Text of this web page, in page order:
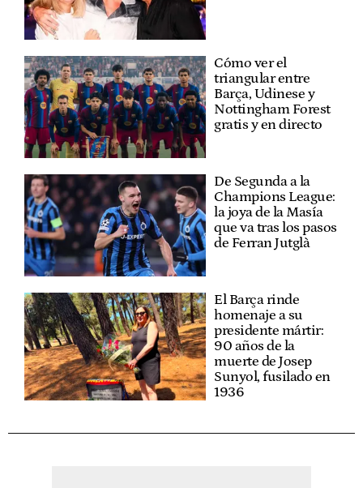
Cómo ver el
triangular entre
Barça, Udinese y
Nottingham Forest
gratis y en directo
De Segunda a la
Champions League:
la joya de la Masía
que va tras los pasos
de Ferran Jutglà
El Barça rinde
homenaje a su
presidente mártir:
90 años de la
muerte de Josep
Sunyol, fusilado en
1936